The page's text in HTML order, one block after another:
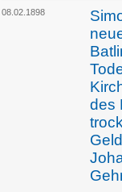
08.02.1898
des